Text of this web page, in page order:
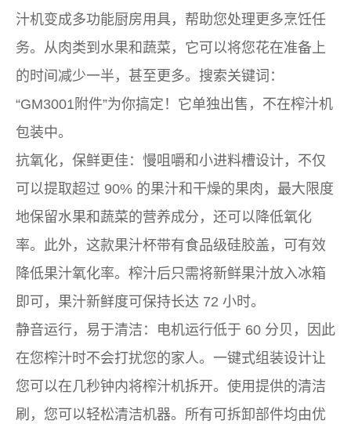
汁机变成多功能厨房用具，帮助您处理更多烹饪任
务。从肉类到水果和蔬菜，它可以将您花在准备上
的时间减少一半，甚至更多。搜索关键词：
“GM3001附件”为你搞定！它单独出售，不在榨汁机
包装中。
抗氧化，保鲜更佳：慢咀嚼和小进料槽设计，不仅
可以提取超过 90% 的果汁和干燥的果肉，最大限度
地保留水果和蔬菜的营养成分，还可以降低氧化
率。此外，这款果汁杯带有食品级硅胶盖，可有效
降低果汁氧化率。榨汁后只需将新鲜果汁放入冰箱
即可，果汁新鲜度可保持长达 72 小时。
静音运行，易于清洁：电机运行低于 60 分贝，因此
在您榨汁时不会打扰您的家人。一键式组装设计让
您可以在几秒钟内将榨汁机拆开。使用提供的清洁
刷，您可以轻松清洁机器。所有可拆卸部件均由优